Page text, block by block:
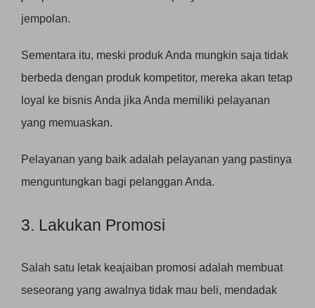
jempolan.
Sementara itu, meski produk Anda mungkin saja tidak
berbeda dengan produk kompetitor, mereka akan tetap
loyal ke bisnis Anda jika Anda memiliki pelayanan
yang memuaskan.
Pelayanan yang baik adalah pelayanan yang pastinya
menguntungkan bagi pelanggan Anda.
3. Lakukan Promosi
Salah satu letak keajaiban promosi adalah membuat
seseorang yang awalnya tidak mau beli, mendadak